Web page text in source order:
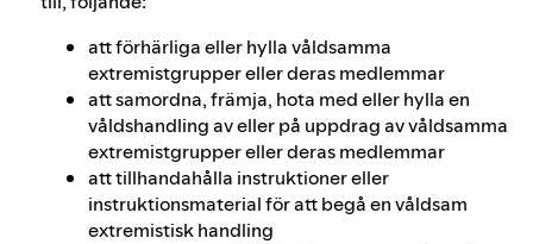
att förhärliga eller hylla våldsamma
extremistgrupper eller deras medlemmar
att samordna, främja, hota med eller hylla en
våldshandling av eller på uppdrag av våldsamma
extremistgrupper eller deras medlemmar
att tillhandahålla instruktioner eller
instruktionsmaterial för att begå en våldsam
extremistisk handling